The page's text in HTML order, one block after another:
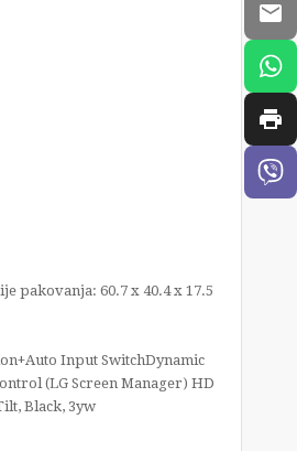
pakovanja: 60.7 x 40.4 x 17.5
Input SwitchDynamic
(LG Screen Manager) HD
Black, 3yw